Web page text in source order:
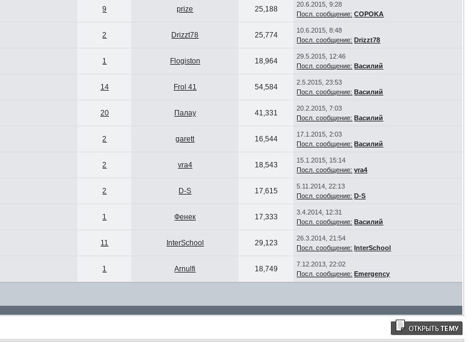
9 prize 25,188
20.6.2015, 9:28
Посл. сообщение: COPOKA
2 Drizzt78 25,774
10.6.2015, 8:48
Посл. сообщение: Drizzt78
1 Flogiston 18,964
29.5.2015, 12:46
Посл. сообщение: Василий
14 Frol 41 54,584
2.5.2015, 23:53
Посл. сообщение: Василий
20 Палау 41,331
20.2.2015, 7:03
Посл. сообщение: Василий
2 garett 16,544
17.1.2015, 2:03
Посл. сообщение: Василий
2 vra4 18,543
15.1.2015, 15:14
Посл. сообщение: vra4
2 D-S 17,615
5.11.2014, 22:13
Посл. сообщение: D-S
1 Фенек 17,333
3.4.2014, 12:31
Посл. сообщение: Василий
11 InterSchool 29,123
26.3.2014, 21:54
Посл. сообщение: InterSchool
1 Arnulfi 18,749
7.12.2013, 22:02
Посл. сообщение: Emergency